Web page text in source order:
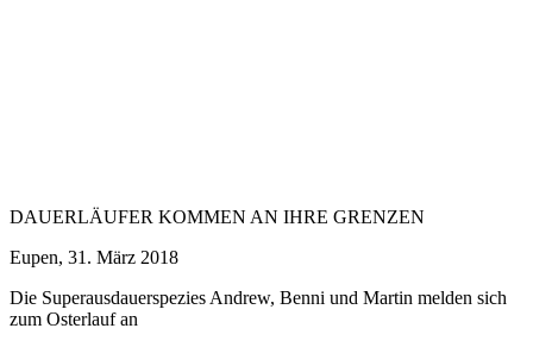
DAUERLÄUFER KOMMEN AN IHRE GRENZEN
Eupen, 31. März 2018
Die Superausdauerspezies Andrew, Benni und Martin melden sich
zum Osterlauf an